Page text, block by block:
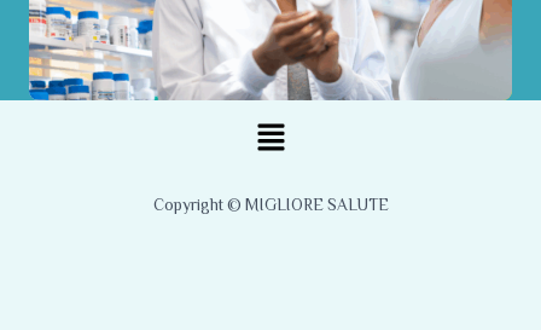
Menu
Copyright © MIGLIORE SALUTE